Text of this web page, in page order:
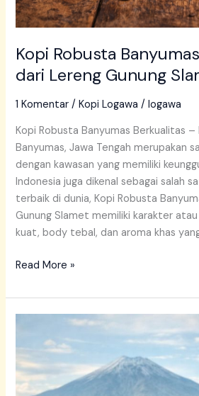
Kopi Robusta
dari Lereng Gunung
1 Komentar /Kopi Logawa /logawa
Kopi Robusta Banyumas Berkualitas
Banyumas, Jawa Tengah merupakan
dengan kawasan yang memiliki
Indonesia juga dikenal sebagai salah
terbaik di dunia, Kopi Robusta
Gunung Slamet memiliki karakter
kuat, body tebal, dan aroma khas
Read More »
Banyumas
Jual
Kopi